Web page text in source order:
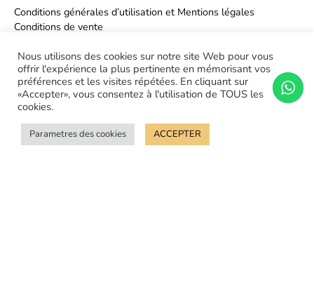
Conditions générales d’utilisation et Mentions légales
Conditions de vente
Nous utilisons des cookies sur notre site Web pour vous
offrir l'expérience la plus pertinente en mémorisant vos
préférences et les visites répétées. En cliquant sur
«Accepter», vous consentez à l'utilisation de TOUS les
cookies.
Parametres des cookies ACCEPTER